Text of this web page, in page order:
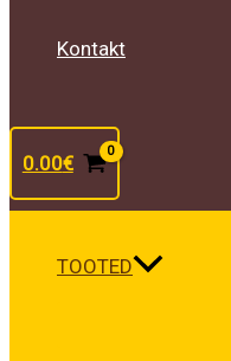
Kontakt
0.00€
TOOTED